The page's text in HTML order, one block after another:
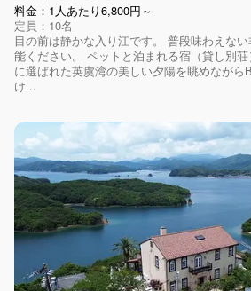
料金：1人あたり6,800円～
定員：10名
目の前は静かな入り江です。 普段味わえな
能ください。 ペットと泊まれる宿（貸し別
に選ばれた英虞湾の美しい夕陽を眺めながら
け...